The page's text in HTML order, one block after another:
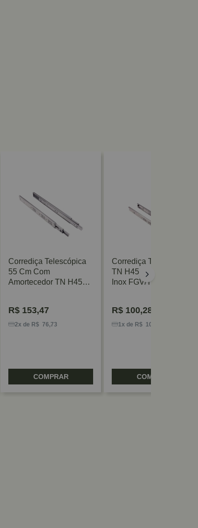
Corrediça Telescópica
55 Cm Com
Amortecedor TN H45
R$ 153,47
2x de R$ 76,73
COMPRAR
Corrediça Telescópica
TN H45 45 Cm 40 Kg
Inox FGV/TN
R$ 100,28
1x de R$ 100,28
COMPRAR